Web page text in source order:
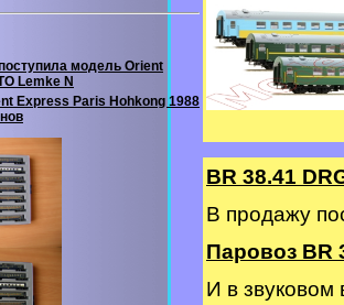
модель Orient
Lemke N
Express Paris Hohkong 1988
BR 38.41
В продажу
Паровоз BR
И в звуковом